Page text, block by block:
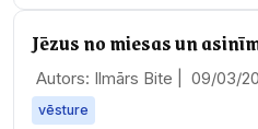
Jēzus no miesas un
Autors: Ilmārs Bite | 09/03/
vēsture